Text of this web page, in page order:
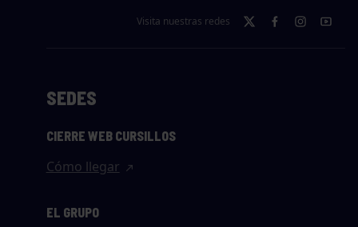
Visita nuestras redes
SEDES
CIERRE WEB CURSILLOS
Cómo llegar
EL GRUPO